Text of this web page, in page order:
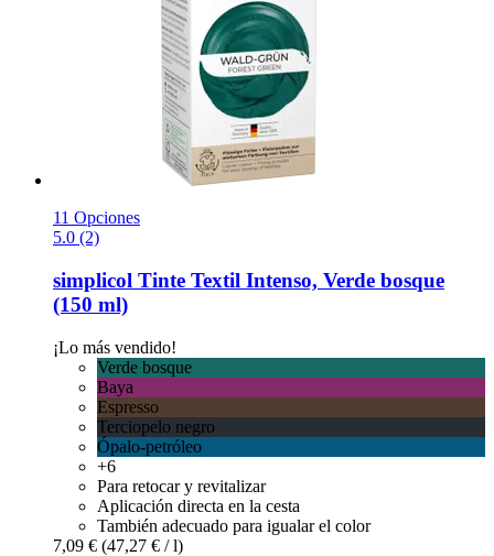
11 Opciones
5.0 (2)
simplicol Tinte Textil Intenso, Verde bosque
(150 ml)
¡Lo más vendido!
Verde bosque
Baya
Espresso
Terciopelo negro
Ópalo-petróleo
+6
Para retocar y revitalizar
Aplicación directa en la cesta
También adecuado para igualar el color
7,09 € (47,27 € / l)